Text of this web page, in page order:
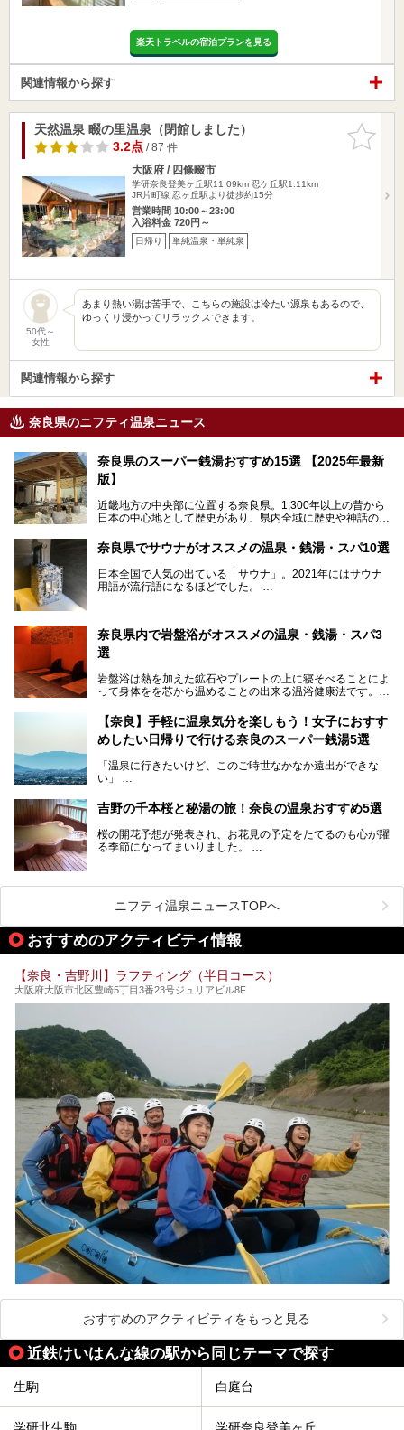
楽天トラベルの宿泊プランを見る
関連情報から探す
お気に入
りに追加
天然温泉 畷の里温泉（閉館しました）
3.2点/ 87 件
大阪府 / 四條畷市
学研奈良登美ヶ丘駅11.09km 忍ケ丘駅1.11km
JR片町線 忍ヶ丘駅より徒歩約15分
営業時間 10:00～23:00
入浴料金 720円～
日帰り 単純温泉・単純泉
50代～
女性
あまり熱い湯は苦手で、こちらの施設は冷たい源泉もあるので、
ゆっくり浸かってリラックスできます。
関連情報から探す
奈良県のニフティ温泉ニュース
奈良県のスーパー銭湯おすすめ15選 【2025年最新
版】
近畿地方の中央部に位置する奈良県。1,300年以上の昔から
日本の中心地として歴史があり、県内全域に歴史や神話の舞
界遺産があり、古代をそこかしこに感じられる地域です。
そんな奈良県のスーパー銭湯は、便利な街中にある施設か
ら、険しい山中にある秘湯までバラエティ豊か。ここでは、
奈良県で評判のスーパー銭湯をご紹介します。
奈良県でサウナがオススメの温泉・銭湯・スパ10選
日本全国で人気の出ている「サウナ」。2021年にはサウナ
用語が流行語になるほどでした。
中心部に近いサウナや郊外にあるアウトドアフィンランド式
サウナなど種類も豊富です。
奈良県にあるサウナでリフレッシュしませんか？
奈良県内で岩盤浴がオススメの温泉・銭湯・スパ3
選
岩盤浴は熱を加えた鉱石やプレートの上に寝そべることによ
って身体をを芯から温めることの出来る温浴健康法です。じ
果だけではなく、代謝が高まり健康や美容にも良い影響が期
待できます。今回はそんな岩盤浴にこだわった、奈良県内の
オススメ温泉・銭湯・スパ3ヶ所を紹介させていただきま
【奈良】手軽に温泉気分を楽しもう！女子におすす
めしたい日帰りで行ける奈良のスーパー銭湯5選
「温泉に行きたいけど、このご時世なかなか遠出ができな
い」
そんな方も多いのではないでしょうか？
お宿に泊まって観光地を巡るような温泉旅行がしたいけど、
まとまった時間が取れない時もありますよね。
芯までじんわり温まってリラックス効果も抜群。
今回は、奈良で行けるおすすめのスーパー銭湯を5つご紹介
したいと思います。
吉野の千本桜と秘湯の旅！奈良の温泉おすすめ5選
桜の開花予想が発表され、お花見の予定をたてるのも心が躍
る季節になってまいりました。
まれるくらい日本人の心を捉えて離さない名所中の名所があ
ります。それは奈良県の吉野山。
す。また吉野山を含む「紀伊山地の霊場と参詣道」はユネス
コの世界遺産に登録されており、修験道の霊場として荘厳な
開湯300年と歴史のある霊験あらたかな吉野の湯で、春を感
じる湯治の旅はいかがでしょう。
今回は奈良県吉野のおすすめ温泉を紹介いたします！
ニフティ温泉ニュースTOPへ
おすすめのアクティビティ情報
【奈良・吉野川】ラフティング（半日コース）
大阪府大阪市北区豊崎5丁目3番23号ジュリアビル8F
おすすめのアクティビティをもっと見る
近鉄けいはんな線の駅から同じテーマで探す
生駒 白庭台